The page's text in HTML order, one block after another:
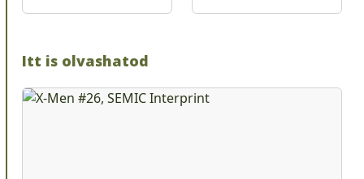
Itt is olvashatod